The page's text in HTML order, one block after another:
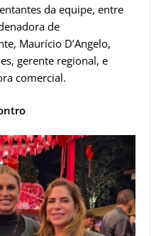
da equipe, entre
de
Maurício D’Angelo,
gerente regional, e
comercial.